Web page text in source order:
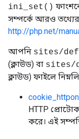
ini_set()
সম্পর্কে আরও
http://php.net/
আপনি sites/
(ক্লাউড) বা sites/
ক্লাউড) ফাইলে
HTTP
করে। এই